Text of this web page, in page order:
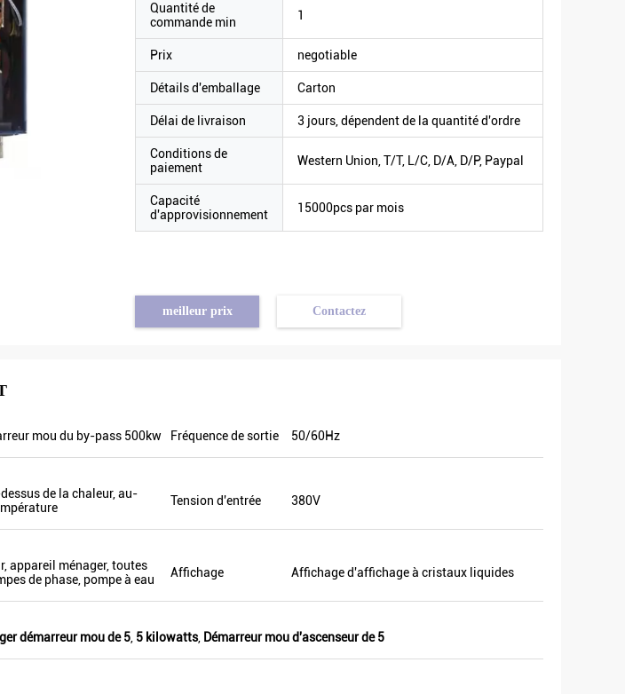
Quantité de
commande min
1
Prix negotiable
Détails d'emballage Carton
Délai de livraison 3 jours, dépendent de la quantité d'ordre
Conditions de
paiement
Western Union, T/T, L/C, D/A, D/P, Paypal
Capacité
d'approvisionnement
15000pcs par mois
meilleur prix Contactez
mou du by-pass 500kw Fréquence de sortie 50/60Hz
de la chaleur, au-
Tension d'entrée 380V
appareil ménager, toutes
de phase, pompe à eau
Affichage Affichage d'affichage à cristaux liquides
démarreur mou de 5 5 kilowatts, Démarreur mou d'ascenseur de 5